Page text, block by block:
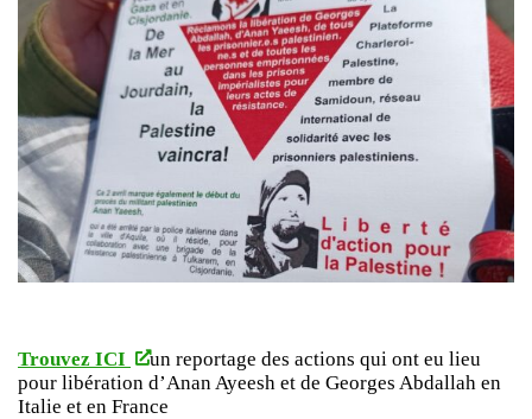
Trouvez ICI
un reportage des actions qui ont eu lieu
pour libération d’Anan Ayeesh et de Georges Abdallah en
Italie et en France